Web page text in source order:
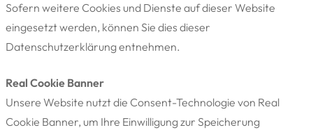
Sofern weitere Cookies und Dienste auf dieser Website
eingesetzt werden, können Sie dies dieser
Datenschutzerklärung entnehmen.
Real Cookie Banner
Unsere Website nutzt die Consent-Technologie von Real
Cookie Banner, um Ihre Einwilligung zur Speicherung